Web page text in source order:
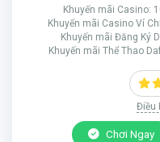
Khuyến mãi Casino:
Khuyến mãi Casino Ví
Khuyến mãi Đăng Ký
Khuyến mãi Thể Thao
Điều
Chơi Ngay